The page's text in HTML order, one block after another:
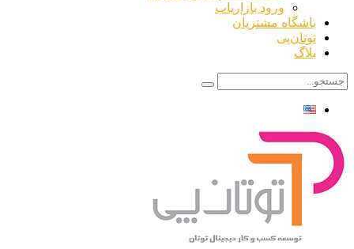
ورود بازاریاب
باشگاه مشتریان
توتان‌پی
بلاگ